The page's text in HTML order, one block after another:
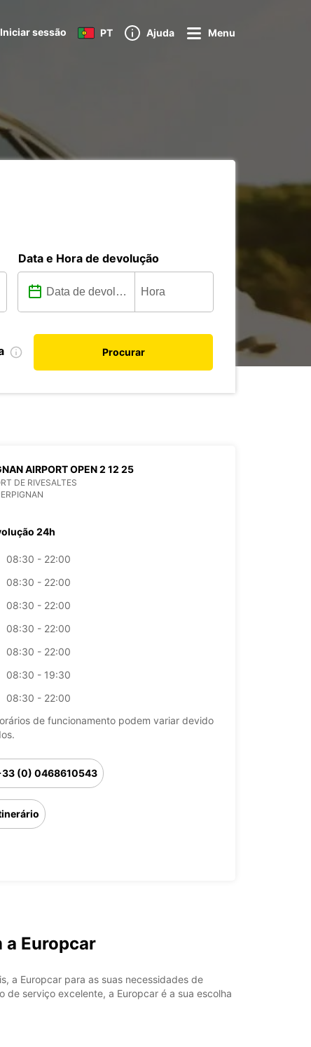
Iniciar sessão PT Ajuda Menu
Data e Hora de devolução
Procurar
AIRPORT OPEN 2 12 25
DE RIVESALTES
24h
08:30 - 22:00
08:30 - 22:00
08:30 - 22:00
08:30 - 22:00
08:30 - 22:00
08:30 - 19:30
08:30 - 22:00
de funcionamento podem variar devido
(0) 0468610543
a Europcar
a Europcar para as suas necessidades de
serviço excelente, a Europcar é a sua escolha